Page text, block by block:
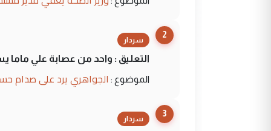
2
سردار
التعليق : واحد من عصابة علي ماما
الموضوع : الجواهري يرد على صدام
3
سردار